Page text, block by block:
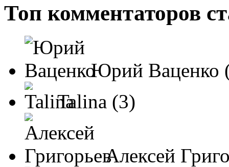
Топ комментаторов
Юрий Ваценко
Talina (3)
Алексей